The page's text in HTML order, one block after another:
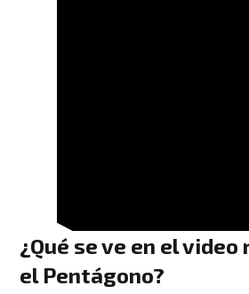
¿Qué se ve en el
el Pentágono?